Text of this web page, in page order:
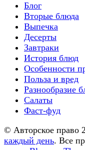
Блог
Вторые блюда
Выпечка
Десерты
Завтраки
История блюд
Особенности
Польза и вред
Разнообразие
Салаты
Фаст-фуд
© Авторское право
каждый день. Все